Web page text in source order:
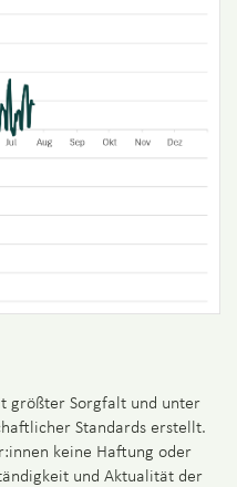
größter Sorgfalt und unter
Standards erstellt.
keine Haftung oder
und Aktualität der